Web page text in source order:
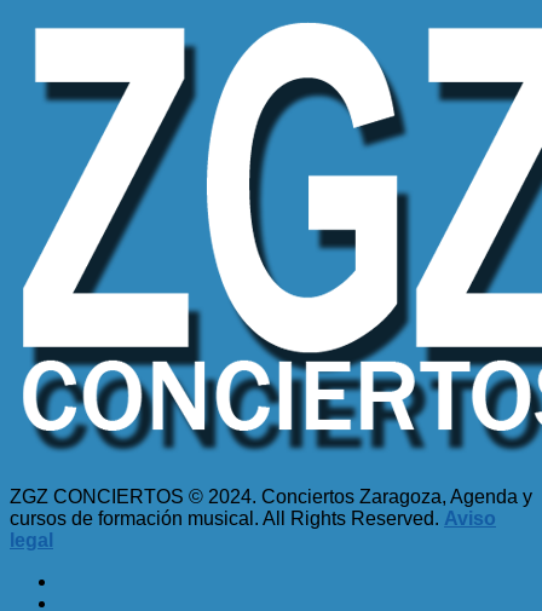
ZGZ CONCIERTOS © 2024. Conciertos Zaragoza, Agenda y
cursos de formación musical. All Rights Reserved. Aviso
legal